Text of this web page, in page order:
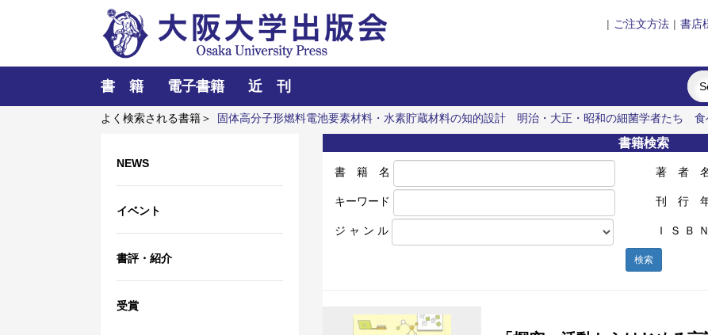
| ご注文方法 | 書店
書 籍 電子書籍 近 刊
よく検索される書籍＞ 固体高分子形燃料電池要素材料・水素貯蔵材料の知的設計 明治・大正・昭和の細菌学者たち 食
NEWS
イベント
書評・紹介
受賞
書籍検索
書 籍 名 著 者
キーワード 刊 行
ジ ャ ン ル Ｉ Ｓ Ｂ Ｎ
検索